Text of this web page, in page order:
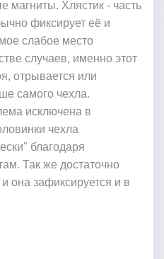
магниты. Хлястик - часть
фиксирует её и
слабое место
случаев, именно этот
отрывается или
самого чехла.
исключена в
чехла
благодаря
Так же достаточно
она зафиксируется и в